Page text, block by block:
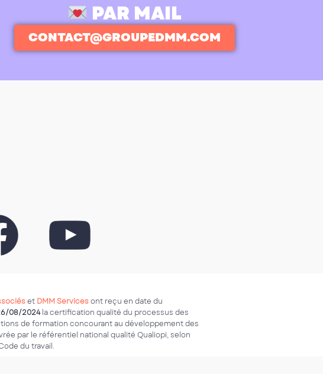
PAR MAIL
CONTACT@GROUPEDMM.COM
et DMM Servicesont reçu en date du
08/2024la certification qualité du processus des
de formation concourant au développement des
par le référentiel national qualité Qualiopi, selon
du travail.